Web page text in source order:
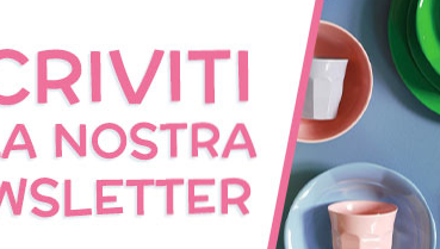
di compleanno a forma
di ananas
10,00 €
Bicchieri di